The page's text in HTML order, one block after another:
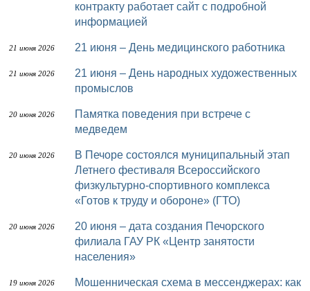
контракту работает сайт с подробной
информацией
21 июня 2026 21 июня – День медицинского работника
21 июня 2026
21 июня – День народных художественных
промыслов
20 июня 2026
Памятка поведения при встрече с
медведем
20 июня 2026
В Печоре состоялся муниципальный этап
Летнего фестиваля Всероссийского
физкультурно-спортивного комплекса
«Готов к труду и обороне» (ГТО)
20 июня 2026
20 июня – дата создания Печорского
филиала ГАУ РК «Центр занятости
населения»
19 июня 2026
Мошенническая схема в мессенджерах: как